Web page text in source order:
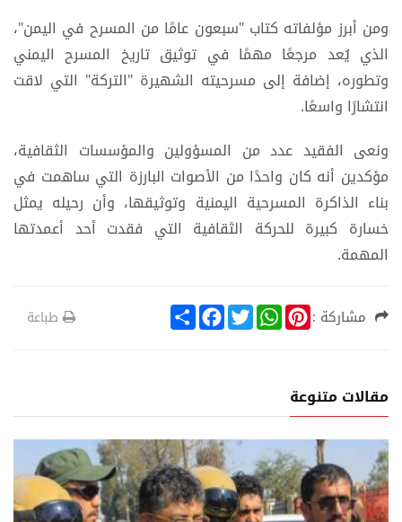
ومن أبرز مؤلفاته كتاب "سبعون عامًا من المسرح في اليمن"،
الذي يُعد مرجعًا مهمًا في توثيق تاريخ المسرح اليمني
وتطوره، إضافة إلى مسرحيته الشهيرة "التركة" التي لاقت
انتشارًا واسعًا.
ونعى الفقيد عدد من المسؤولين والمؤسسات الثقافية،
مؤكدين أنه كان واحدًا من الأصوات البارزة التي ساهمت في
بناء الذاكرة المسرحية اليمنية وتوثيقها، وأن رحيله يمثل
خسارة كبيرة للحركة الثقافية التي فقدت أحد أعمدتها
المهمة.
مشاركة : S
h
F
a
k
T
w
W
h
p
P
i
e
s
طباعة
مقالات متنوعة